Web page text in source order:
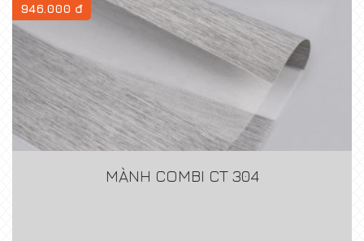
946.000 đ
MÀNH COMBI CT 304